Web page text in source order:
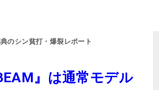
のシン貧打・爆裂レポート
』は通常モデル